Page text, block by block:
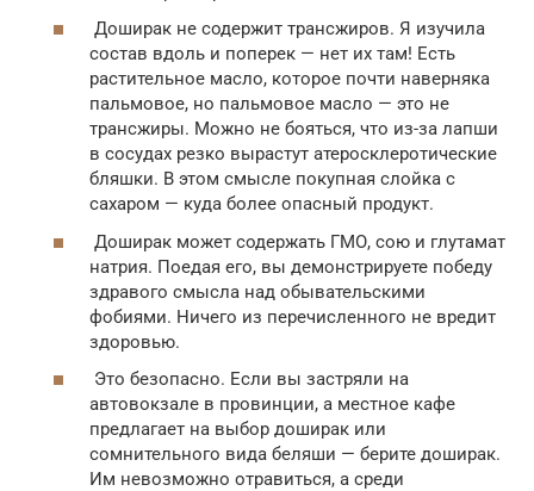
Доширак не содержит трансжиров. Я изучила
состав вдоль и поперек — нет их там! Есть
растительное масло, которое почти наверняка
пальмовое, но пальмовое масло — это не
трансжиры. Можно не бояться, что из-за лапши
в сосудах резко вырастут атеросклеротические
бляшки. В этом смысле покупная слойка с
сахаром — куда более опасный продукт.
Доширак может содержать ГМО, сою и глутамат
натрия. Поедая его, вы демонстрируете победу
здравого смысла над обывательскими
фобиями. Ничего из перечисленного не вредит
здоровью.
Это безопасно. Если вы застряли на
автовокзале в провинции, а местное кафе
предлагает на выбор доширак или
сомнительного вида беляши — берите доширак.
Им невозможно отравиться, а среди